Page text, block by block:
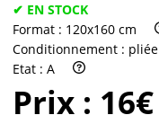
✔ EN STOCK
Format : 120x160 cm
Conditionnement : pliée
Etat : A
Prix : 16€